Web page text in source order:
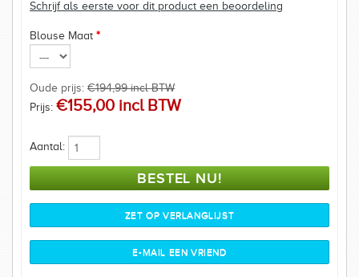
Schrijf als eerste voor dit product een beoordeling
Blouse Maat *
Oude prijs: €194,99 incl BTW
Prijs: €155,00 incl BTW
Aantal: